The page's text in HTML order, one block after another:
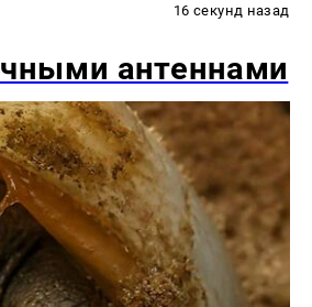
16 секунд назад
антеннами